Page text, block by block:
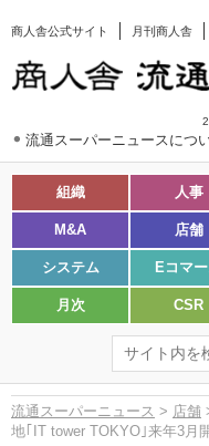
商人舎公式サイト 月刊商人舎
流通スーパーニュースにつ
組織 人事
M&A 店舗
システム Eコマ
月次 CSR
流通スーパーニュース > 店舗
地｢IT tower TOKYO｣来年3月